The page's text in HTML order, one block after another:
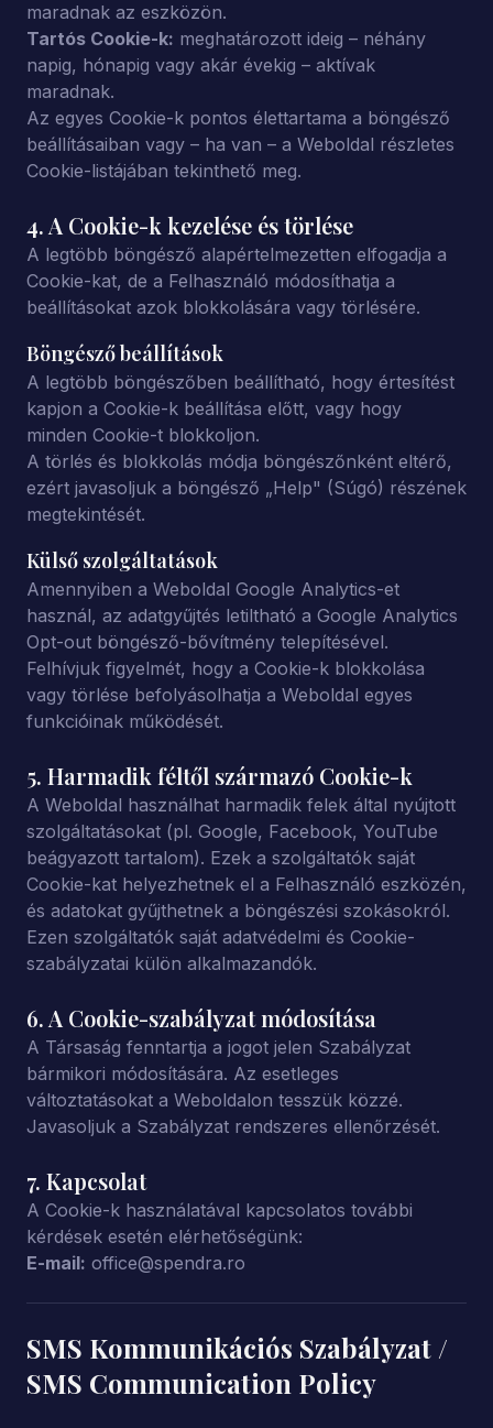
maradnak az eszközön.
Tartós Cookie-k: meghatározott ideig – néhány
napig, hónapig vagy akár évekig – aktívak
maradnak.
Az egyes Cookie-k pontos élettartama a böngésző
beállításaiban vagy – ha van – a Weboldal részletes
Cookie-listájában tekinthető meg.
4. A Cookie-k kezelése és törlése
A legtöbb böngésző alapértelmezetten elfogadja a
Cookie-kat, de a Felhasználó módosíthatja a
beállításokat azok blokkolására vagy törlésére.
Böngésző beállítások
A legtöbb böngészőben beállítható, hogy értesítést
kapjon a Cookie-k beállítása előtt, vagy hogy
minden Cookie-t blokkoljon.
A törlés és blokkolás módja böngészőnként eltérő,
ezért javasoljuk a böngésző „Help" (Súgó) részének
megtekintését.
Külső szolgáltatások
Amennyiben a Weboldal Google Analytics-et
használ, az adatgyűjtés letiltható a Google Analytics
Opt-out böngésző-bővítmény telepítésével.
Felhívjuk figyelmét, hogy a Cookie-k blokkolása
vagy törlése befolyásolhatja a Weboldal egyes
funkcióinak működését.
5. Harmadik féltől származó Cookie-k
A Weboldal használhat harmadik felek által nyújtott
szolgáltatásokat (pl. Google, Facebook, YouTube
beágyazott tartalom). Ezek a szolgáltatók saját
Cookie-kat helyezhetnek el a Felhasználó eszközén,
és adatokat gyűjthetnek a böngészési szokásokról.
Ezen szolgáltatók saját adatvédelmi és Cookie-
szabályzatai külön alkalmazandók.
6. A Cookie-szabályzat módosítása
A Társaság fenntartja a jogot jelen Szabályzat
bármikori módosítására. Az esetleges
változtatásokat a Weboldalon tesszük közzé.
Javasoljuk a Szabályzat rendszeres ellenőrzését.
7. Kapcsolat
A Cookie-k használatával kapcsolatos további
kérdések esetén elérhetőségünk:
E-mail: office@spendra.ro
SMS Kommunikációs Szabályzat /
SMS Communication Policy